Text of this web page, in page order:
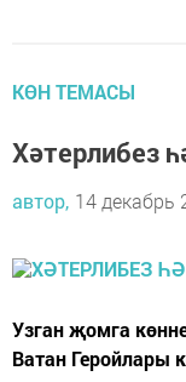
КӨН ТЕМАСЫ
Хәтерлибез
автор, 14 декабрь
Узган җомга
Ватан Геройлары